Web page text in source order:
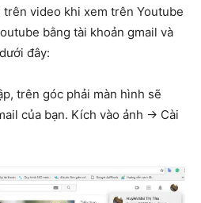
video khi xem trên Youtube
bằng tài khoản gmail và
đây:
trên góc phải màn hình sẽ
của bạn. Kích vào ảnh -> Cài